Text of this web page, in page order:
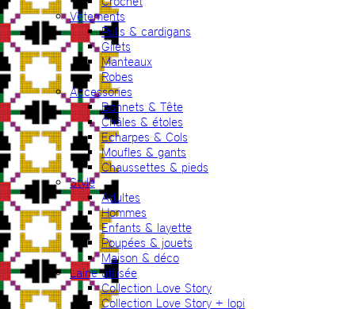
Vêtements
Pulls & cardigans
Gilets
Manteaux
Robes
Accessories
Bonnets & Tête
Châles & étoles
Echarpes & Cols
Moufles & gants
Chaussettes & pieds
Style
Adultes
Hommes
Enfants & layette
Poupées & jouets
Maison & déco
Laine utilisée
Collection Love Story
Collection Love Story + lopi